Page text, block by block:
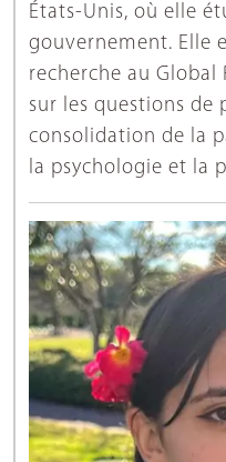
États-Unis, où elle
gouvernement. Elle
recherche au Global
sur les questions de
consolidation de la
la psychologie et la